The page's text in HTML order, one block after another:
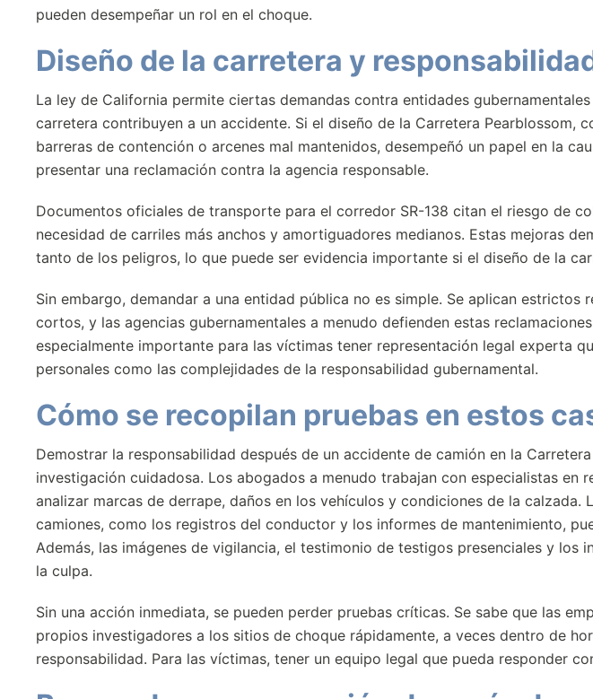
pueden desempeñar un rol en el choque.
Diseño de la carretera y
La ley de California permite ciertas demandas contra entidades
carretera contribuyen a un accidente. Si el diseño de la Carretera Pearblossom,
barreras de contención o arcenes mal mantenidos, desempeñó un papel en la
presentar una reclamación contra la agencia responsable.
Documentos oficiales de transporte para el corredor SR-138 citan el riesgo de
necesidad de carriles más anchos y amortiguadores medianos. Estas mejoras
tanto de los peligros, lo que puede ser evidencia importante si el diseño de la
Sin embargo, demandar a una entidad pública no es simple. Se aplican
cortos, y las agencias gubernamentales a menudo defienden estas
especialmente importante para las víctimas tener representación legal experta
personales como las complejidades de la responsabilidad gubernamental.
Cómo se recopilan pruebas en estos
Demostrar la responsabilidad después de un accidente de camión en la
investigación cuidadosa. Los abogados a menudo trabajan con especialistas en
analizar marcas de derrape, daños en los vehículos y condiciones de la calzada.
camiones, como los registros del conductor y los informes de mantenimiento,
Además, las imágenes de vigilancia, el testimonio de testigos presenciales y los
la culpa.
Sin una acción inmediata, se pueden perder pruebas críticas. Se sabe que las
propios investigadores a los sitios de choque rápidamente, a veces dentro de
responsabilidad. Para las víctimas, tener un equipo legal que pueda responder